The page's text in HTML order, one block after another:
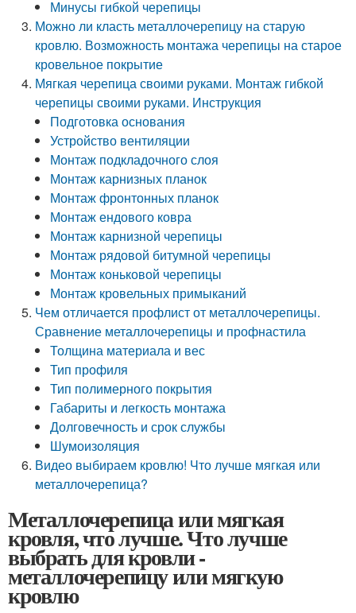
Минусы гибкой черепицы
Можно ли класть металлочерепицу на старую
кровлю. Возможность монтажа черепицы на старое
кровельное покрытие
Мягкая черепица своими руками. Монтаж гибкой
черепицы своими руками. Инструкция
Подготовка основания
Устройство вентиляции
Монтаж подкладочного слоя
Монтаж карнизных планок
Монтаж фронтонных планок
Монтаж ендового ковра
Монтаж карнизной черепицы
Монтаж рядовой битумной черепицы
Монтаж коньковой черепицы
Монтаж кровельных примыканий
Чем отличается профлист от металлочерепицы.
Сравнение металлочерепицы и профнастила
Толщина материала и вес
Тип профиля
Тип полимерного покрытия
Габариты и легкость монтажа
Долговечность и срок службы
Шумоизоляция
Видео выбираем кровлю! Что лучше мягкая или
металлочерепица?
Металлочерепица или мягкая
кровля, что лучше. Что лучше
выбрать для кровли -
металлочерепицу или мягкую
кровлю